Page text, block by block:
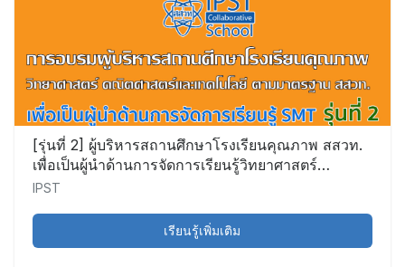
เริ่ม:
5
ก.ค.
2020
[รุ่นที่ 2] ผู้บริหารสถานศึกษาโรงเรียนคุณภาพ สสวท.
เพื่อเป็นผู้นำด้านการจัดการเรียนรู้วิทยาศาสตร์
คณิตศาสตร์ และเทคโนโลยี (ระยะที่ 1)
IPST
เรียนรู้เพิ่มเติม